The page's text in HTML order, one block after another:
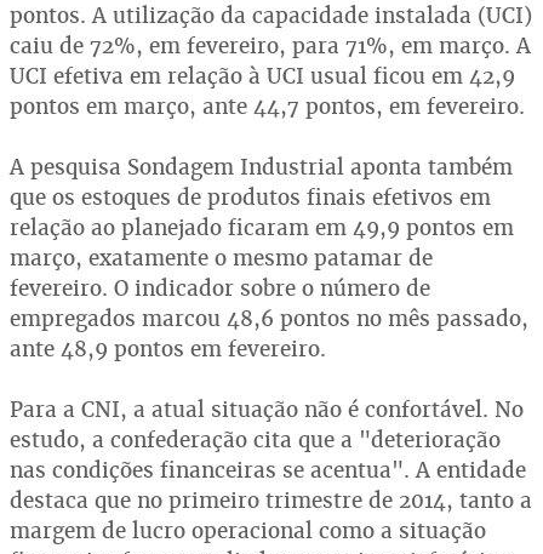
pontos. A utilização da capacidade instalada (UCI)
caiu de 72%, em fevereiro, para 71%, em março. A
UCI efetiva em relação à UCI usual ficou em 42,9
pontos em março, ante 44,7 pontos, em fevereiro.
A pesquisa Sondagem Industrial aponta também
que os estoques de produtos finais efetivos em
relação ao planejado ficaram em 49,9 pontos em
março, exatamente o mesmo patamar de
fevereiro. O indicador sobre o número de
empregados marcou 48,6 pontos no mês passado,
ante 48,9 pontos em fevereiro.
Para a CNI, a atual situação não é confortável. No
estudo, a confederação cita que a "deterioração
nas condições financeiras se acentua". A entidade
destaca que no primeiro trimestre de 2014, tanto a
margem de lucro operacional como a situação